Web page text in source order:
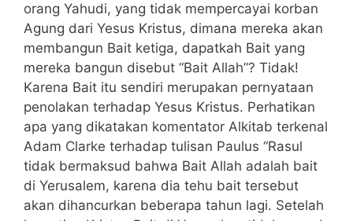
orang Yahudi, yang tidak mempercayai korban
Agung dari Yesus Kristus, dimana mereka akan
membangun Bait ketiga, dapatkah Bait yang
mereka bangun disebut “Bait Allah”? Tidak!
Karena Bait itu sendiri merupakan pernyataan
penolakan terhadap Yesus Kristus. Perhatikan
apa yang dikatakan komentator Alkitab terkenal
Adam Clarke terhadap tulisan Paulus “Rasul
tidak bermaksud bahwa Bait Allah adalah bait
di Yerusalem, karena dia tehu bait tersebut
akan dihancurkan beberapa tahun lagi. Setelah